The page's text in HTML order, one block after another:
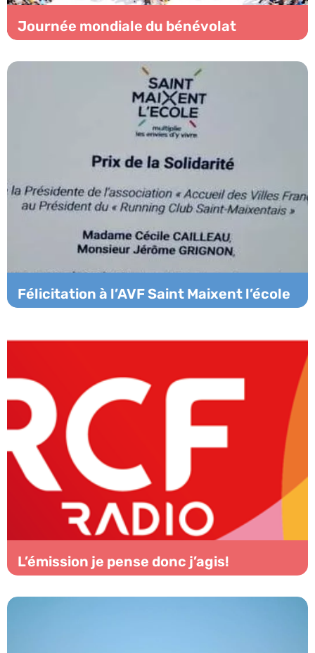
Journée mondiale du bénévolat
Félicitation à l’AVF Saint Maixent l’école
L’émission je pense donc j’agis!